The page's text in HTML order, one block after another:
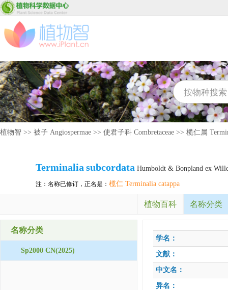
植物智 >> 被子 Angiospermae >> 使君子科 Combretaceae >> 榄仁属
Terminalia subcordata Humboldt & Bonpland ex
注：名称已修订，正名是： 榄仁 Terminalia catappa
植物百科 名称分类
名称分类
Sp2000 CN(2025)
学名：
文献：
中文名：
异名：